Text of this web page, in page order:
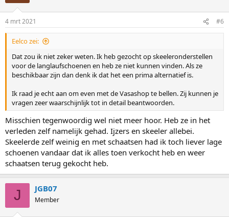
4 mrt 2021 #6
Eelco zei:
Dat zou ik niet zeker weten. Ik heb gezocht op skeeleronderstellen
voor de langlaufschoenen en heb ze niet kunnen vinden. Als ze
beschikbaar zijn dan denk ik dat het een prima alternatief is.
Ik raad je echt aan om even met de Vasashop te bellen. Zij kunnen je
vragen zeer waarschijnlijk tot in detail beantwoorden.
Misschien tegenwoordig wel niet meer hoor. Heb ze in het
verleden zelf namelijk gehad. Ijzers en skeeler allebei.
Skeelerde zelf weinig en met schaatsen had ik toch liever lage
schoenen vandaar dat ik alles toen verkocht heb en weer
schaatsen terug gekocht heb.
J JGB07
Member